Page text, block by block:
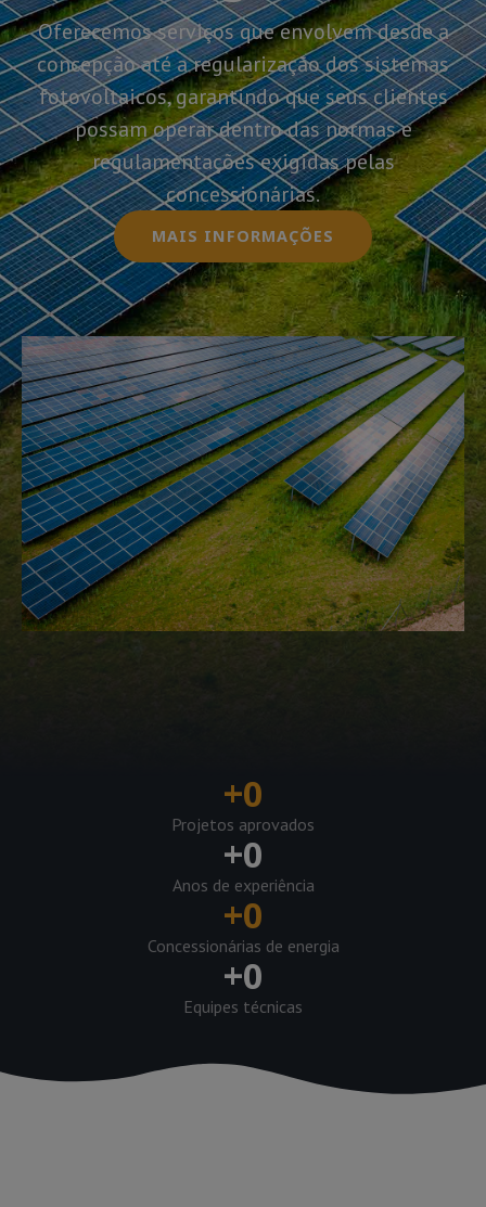
Oferecemos serviços que envolvem desde a
concepção até a regularização dos sistemas
fotovoltaicos, garantindo que seus clientes
possam operar dentro das normas e
regulamentações exigidas pelas
concessionárias.
MAIS INFORMAÇÕES
+0
Projetos aprovados
+0
Anos de experiência
+0
Concessionárias de energia
+0
Equipes técnicas